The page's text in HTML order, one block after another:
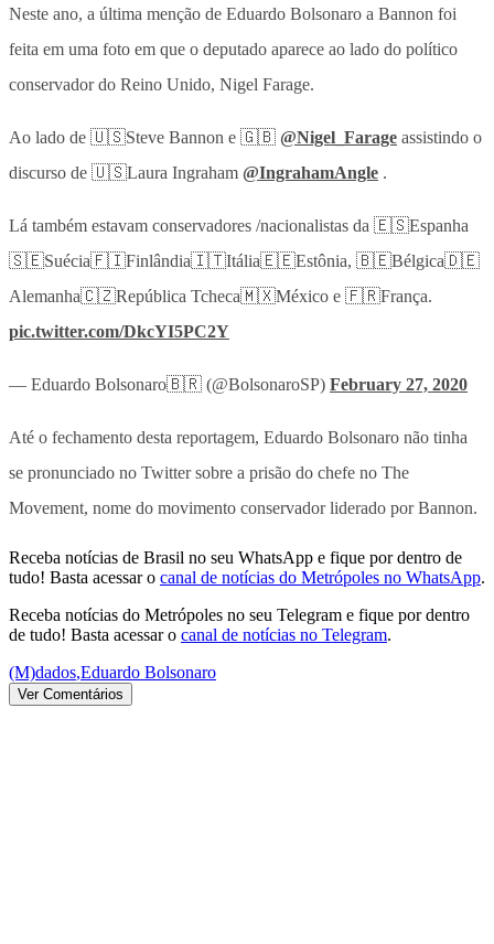
Neste ano, a última menção de Eduardo Bolsonaro a Bannon foi
feita em uma foto em que o deputado aparece ao lado do político
conservador do Reino Unido, Nigel Farage.
Ao lado de 🇺🇸Steve Bannon e 🇬🇧 @Nigel_Farage assistindo o
discurso de 🇺🇸Laura Ingraham @IngrahamAngle .
Lá também estavam conservadores /nacionalistas da 🇪🇸Espanha
🇸🇪Suécia🇫🇮Finlândia🇮🇹Itália🇪🇪Estônia, 🇧🇪Bélgica🇩🇪
Alemanha🇨🇿República Tcheca🇲🇽México e 🇫🇷França.
pic.twitter.com/DkcYI5PC2Y
— Eduardo Bolsonaro🇧🇷 (@BolsonaroSP) February 27, 2020
Até o fechamento desta reportagem, Eduardo Bolsonaro não tinha
se pronunciado no Twitter sobre a prisão do chefe no The
Movement, nome do movimento conservador liderado por Bannon.
Receba notícias de Brasil no seu WhatsApp e fique por dentro de
tudo! Basta acessar o canal de notícias do Metrópoles no WhatsApp.
Receba notícias do Metrópoles no seu Telegram e fique por dentro
de tudo! Basta acessar o canal de notícias no Telegram.
(M)dados,Eduardo Bolsonaro
Ver Comentários